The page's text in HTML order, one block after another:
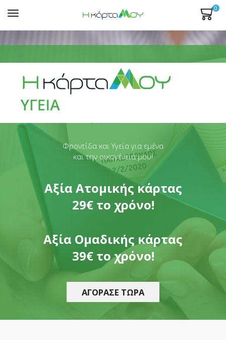
0
Mενού
Φροντίδα και Υγεία για εμένα
και την οικογένειά μου!
Αξία Ατομικής κάρτας
29€ το χρόνο!
Αξία Ομαδικής κάρτας
39€ το χρόνο!
ΑΓΟΡΑΣΕ ΤΩΡΑ